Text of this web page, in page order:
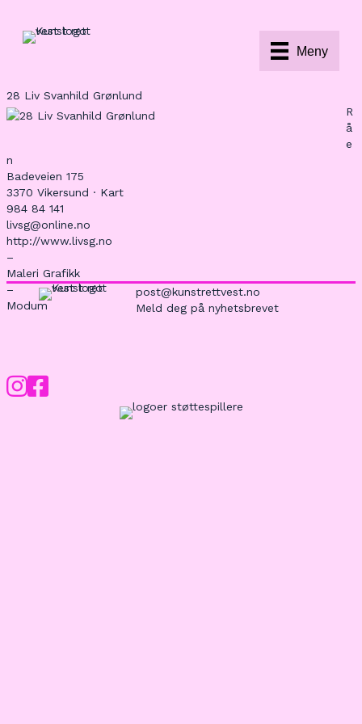
Meny
28 Liv Svanhild Grønlund
R
å
e
n
Badeveien 175
3370 Vikersund · Kart
984 84 141
livsg@online.no
http://www.livsg.no
–
Maleri Grafikk
–
Modum
post@kunstrettvest.no
Meld deg på nyhetsbrevet
Instagram
Facebook